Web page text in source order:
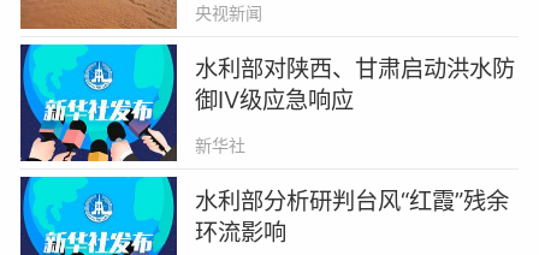
央视新闻
水利部对陕西、甘肃启动洪水防
御Ⅳ级应急响应
新华社
水利部分析研判台风“红霞”残余
环流影响